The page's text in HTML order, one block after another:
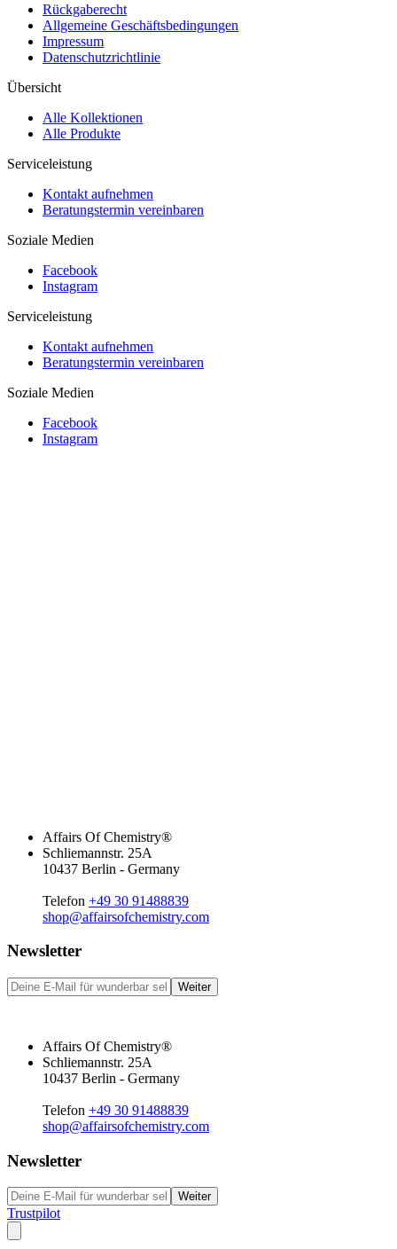
Rückgaberecht
Allgemeine Geschäftsbedingungen
Impressum
Datenschutzrichtlinie
Übersicht
Alle Kollektionen
Alle Produkte
Serviceleistung
Kontakt aufnehmen
Beratungstermin vereinbaren
Soziale Medien
Facebook
Instagram
Serviceleistung
Kontakt aufnehmen
Beratungstermin vereinbaren
Soziale Medien
Facebook
Instagram
Affairs Of Chemistry®
Schliemannstr. 25A
10437 Berlin - Germany
Telefon +49 30 91488839
shop@affairsofchemistry.com
Newsletter
Weiter
Affairs Of Chemistry®
Schliemannstr. 25A
10437 Berlin - Germany
Telefon +49 30 91488839
shop@affairsofchemistry.com
Newsletter
Weiter
Trustpilot